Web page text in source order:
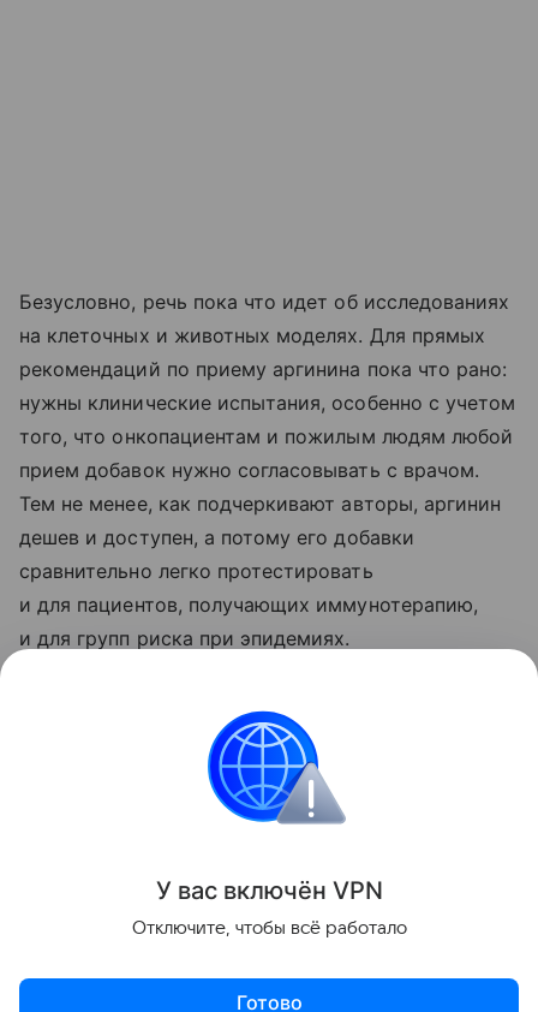
Безусловно, речь пока что идет об исследованиях
на клеточных и животных моделях. Для прямых
рекомендаций по приему аргинина пока что рано:
нужны клинические испытания, особенно с учетом
того, что онкопациентам и пожилым людям любой
прием добавок нужно согласовывать с врачом.
Тем не менее, как подчеркивают авторы, аргинин
дешев и доступен, а потому его добавки
сравнительно легко протестировать
и для пациентов, получающих иммунотерапию,
и для групп риска при эпидемиях.
принять слишком много магния.
Красота и здоровье медицина
Поделиться
У вас включён VPN
Отключите, чтобы всё работало
Готово